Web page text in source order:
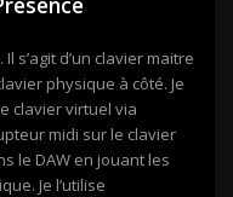
s’agit d’un clavier maitre
physique à côté. Je
clavier virtuel via
midi sur le clavier
le DAW en jouant les
Je l’utilise